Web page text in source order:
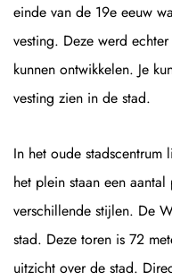
einde van de 19e eeuw
vesting. Deze werd
kunnen ontwikkelen. Je
vesting zien in de stad.
In het oude
het plein staan een
verschillende stijlen. De
stad. Deze toren is 72
uitzicht over de stad.